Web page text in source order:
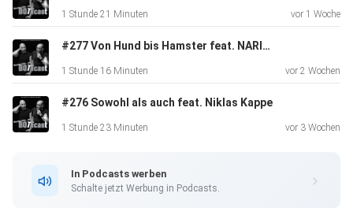
1 Stunde 21 Minuten vor 1 Woche
#277 Von Hund bis Hamster feat. NARIEL Tierbestattungen
1 Stunde 16 Minuten vor 2 Wochen
#276 Sowohl als auch feat. Niklas Kappe
1 Stunde 23 Minuten vor 3 Wochen
In Podcasts werben
Schalte jetzt Werbung in Podcasts.